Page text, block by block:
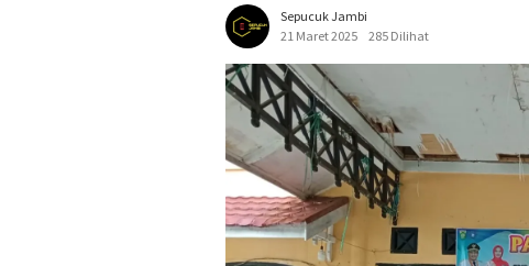
Sepucuk Jambi
21 Maret 2025
285 Dilihat